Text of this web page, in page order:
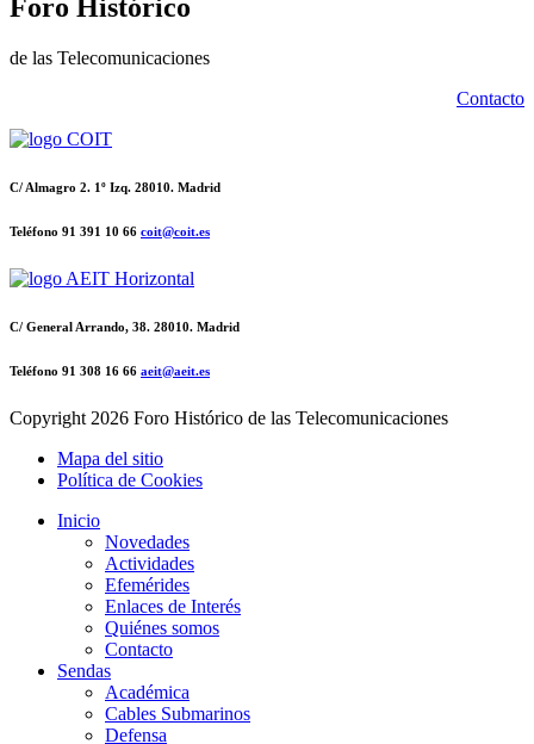
Foro Histórico
de las Telecomunicaciones
Contacto
C/ Almagro 2. 1º Izq. 28010. Madrid
Teléfono 91 391 10 66 coit@coit.es
C/ General Arrando, 38. 28010. Madrid
Teléfono 91 308 16 66 aeit@aeit.es
Copyright 2026 Foro Histórico de las Telecomunicaciones
Mapa del sitio
Política de Cookies
Inicio
Novedades
Actividades
Efemérides
Enlaces de Interés
Quiénes somos
Contacto
Sendas
Académica
Cables Submarinos
Defensa